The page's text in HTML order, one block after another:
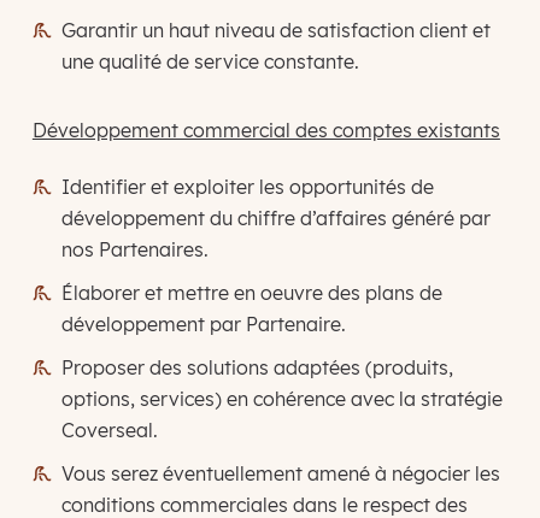
Garantir un haut niveau de satisfaction client et
une qualité de service constante.
Développement commercial des comptes existants
Identifier et exploiter les opportunités de
développement du chiffre d’affaires généré par
nos Partenaires.
Élaborer et mettre en oeuvre des plans de
développement par Partenaire.
Proposer des solutions adaptées (produits,
options, services) en cohérence avec la stratégie
Coverseal.
Vous serez éventuellement amené à négocier les
conditions commerciales dans le respect des